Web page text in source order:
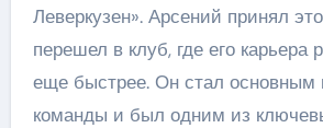
Леверкузен». Арсений принял
перешел в клуб, где его карьера
еще быстрее. Он стал основным
команды и был одним из